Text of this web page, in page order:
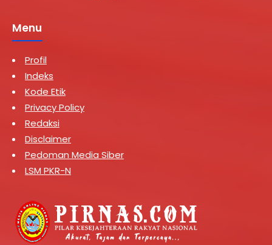
Menu
Profil
Indeks
Kode Etik
Privacy Policy
Redaksi
Disclaimer
Pedoman Media Siber
LSM PKR-N